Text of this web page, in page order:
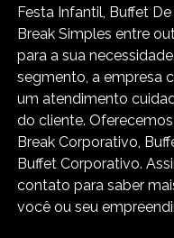
Festa Infantil, Buffet
Break Simples entre
para a sua
segmento, a empresa
um atendimento
do cliente.
Break Corporativo,
Buffet Corporativo.
contato para saber
você ou seu